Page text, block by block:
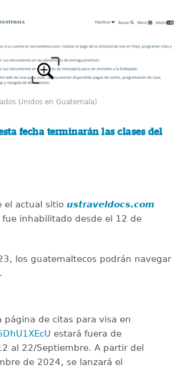
Unidos en Guatemala)
fecha terminarán las clases del
el actual sitio ustraveldocs.com
inhabilitado desde el 12 de
los guatemaltecos podrán navegar
página de citas para visa en
estará fuera de
al 22/Septiembre. A partir del
de 2024, se lanzará el